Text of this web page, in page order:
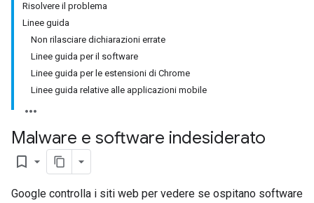
Risolvere il problema
Linee guida
Non rilasciare dichiarazioni errate
Linee guida per il software
Linee guida per le estensioni di Chrome
Linee guida relative alle applicazioni mobile
Malware e software indesiderato
bookmark_border
Google controlla i siti web per vedere se ospitano software